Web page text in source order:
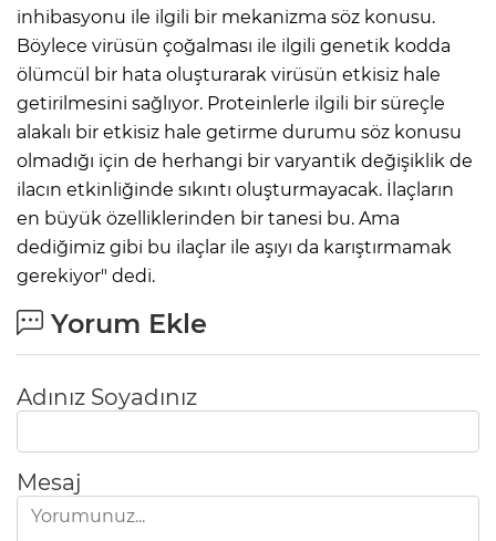
inhibasyonu ile ilgili bir mekanizma söz konusu.
Böylece virüsün çoğalması ile ilgili genetik kodda
ölümcül bir hata oluşturarak virüsün etkisiz hale
getirilmesini sağlıyor. Proteinlerle ilgili bir süreçle
alakalı bir etkisiz hale getirme durumu söz konusu
olmadığı için de herhangi bir varyantik değişiklik de
ilacın etkinliğinde sıkıntı oluşturmayacak. İlaçların
en büyük özelliklerinden bir tanesi bu. Ama
dediğimiz gibi bu ilaçlar ile aşıyı da karıştırmamak
gerekiyor" dedi.
Yorum Ekle
Adınız Soyadınız
Mesaj